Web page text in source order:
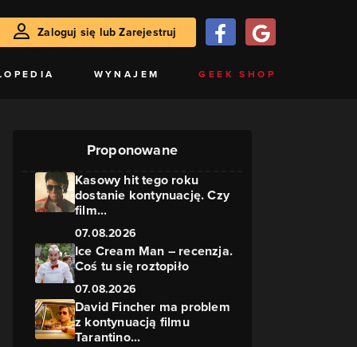
Zaloguj się lub Zarejestruj
WYNAJEM GEEK SHOP
Proponowane
Kasowy hit tego roku
dostanie kontynuację. Czy
film...
07.08.2026
Ice Cream Man – recenzja.
Coś tu się roztopiło
07.08.2026
David Fincher ma problem
z kontynuacją filmu
Tarantino...